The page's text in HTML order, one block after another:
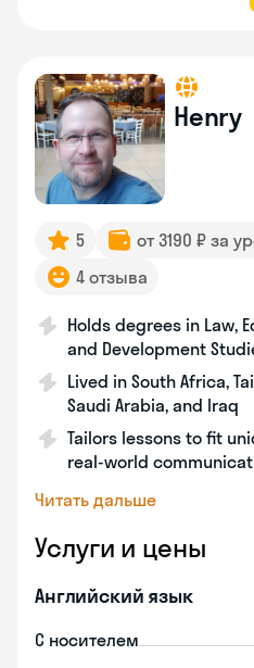
Henry
5 от 3190 ₽ за
4 отзыва
Holds degrees in Law,
and Development
Lived in South Africa,
Saudi Arabia, and Iraq
Tailors lessons to fit
real-world
Читать дальше
Услуги и цены
Английский язык
С носителем